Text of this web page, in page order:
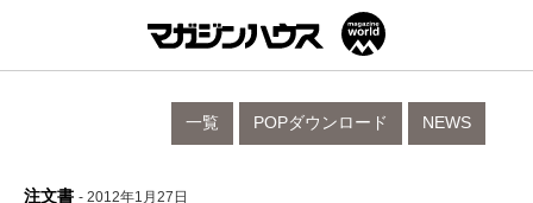
NEWS
POPダウンロード
一覧
注文書 - 2012年1月27日